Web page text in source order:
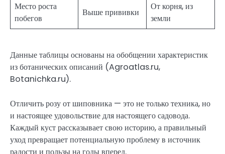
Место роста
побегов
Выше прививки
От корня, из
земли
Данные таблицы основаны на обобщении характеристик
из ботанических описаний (Agroatlas.ru,
Botanichka.ru).
Отличить розу от шиповника — это не только техника, но
и настоящее удовольствие для настоящего садовода.
Каждый куст рассказывает свою историю, а правильный
уход превращает потенциальную проблему в источник
радости и пользы на годы вперед.